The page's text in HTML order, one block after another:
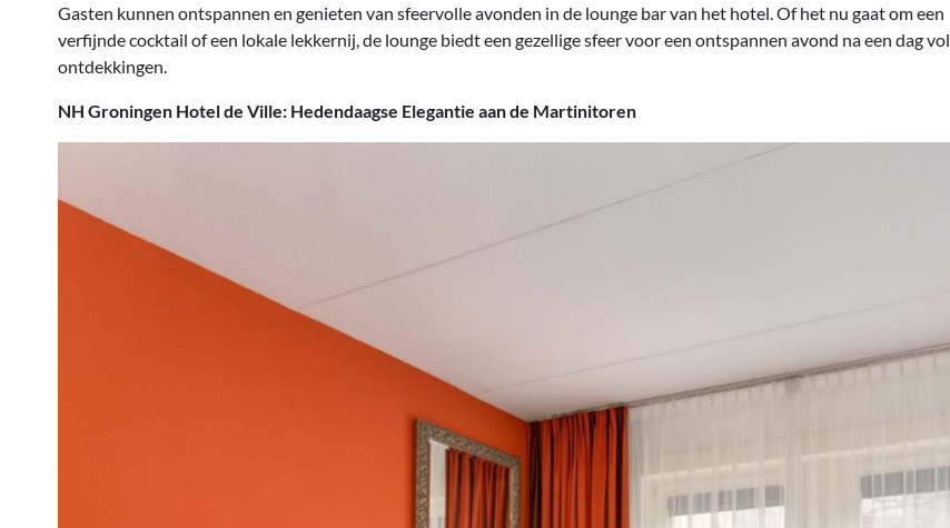
Gasten kunnen ontspannen en genieten van sfeervolle avonden in de lounge bar van het hotel. Of het nu gaat om een
verfijnde cocktail of een lokale lekkernij, de lounge biedt een gezellige sfeer voor een ontspannen avond na een dag vol
ontdekkingen.
NH Groningen Hotel de Ville: Hedendaagse Elegantie aan de Martinitoren